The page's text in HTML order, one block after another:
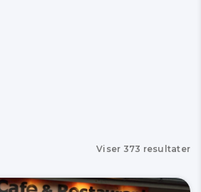
Viser 373 resultater